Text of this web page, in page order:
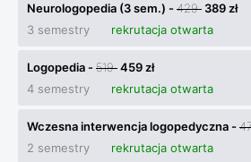
Neurologopedia (3 sem.) -429 389 zł
3 semestry
rekrutacja otwarta
Logopedia -519459 zł
4 semestry
rekrutacja otwarta
Wczesna interwencja logopedyczna -
2 semestry
rekrutacja otwarta